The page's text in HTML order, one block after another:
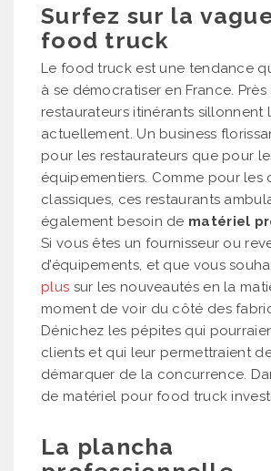
Surfez sur la
food truck
Le food truck est une tendance
à se démocratiser en France. Près
restaurateurs itinérants sillonnent
actuellement. Un business
pour les restaurateurs que pour
équipementiers. Comme pour les
classiques, ces restaurants
également besoin de matériel
Si vous êtes un fournisseur ou
d’équipements, et que vous
plus sur les nouveautés en la
moment de voir du côté des
Dénichez les pépites qui
clients et qui leur permettraient
démarquer de la concurrence.
de matériel pour food truck
La plancha